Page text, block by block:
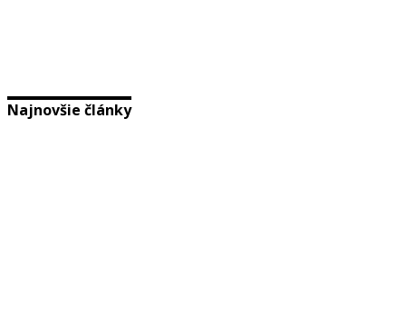
Najnovšie články